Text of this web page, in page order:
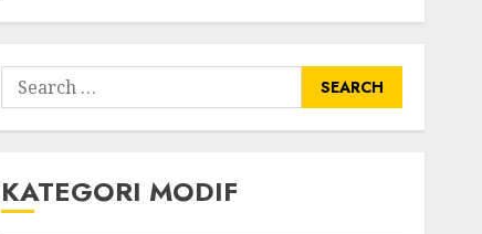
Search
for:
KATEGORI MODIF